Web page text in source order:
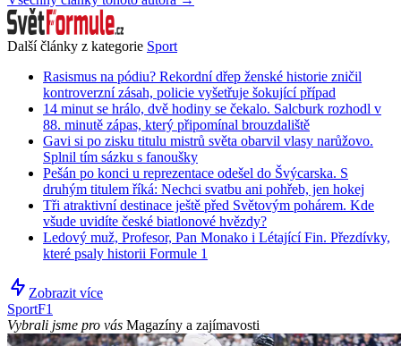
Další články z kategorie Sport
Rasismus na pódiu? Rekordní dřep ženské historie zničil
kontroverzní zásah, policie vyšetřuje šokující případ
14 minut se hrálo, dvě hodiny se čekalo. Salcburk rozhodl v
88. minutě zápas, který připomínal brouzdaliště
Gavi si po zisku titulu mistrů světa obarvil vlasy narůžovo.
Splnil tím sázku s fanoušky
Pešán po konci u reprezentace odešel do Švýcarska. S
druhým titulem říká: Nechci svatbu ani pohřeb, jen hokej
Tři atraktivní destinace ještě před Světovým pohárem. Kde
všude uvidíte české biatlonové hvězdy?
Ledový muž, Profesor, Pan Monako i Létající Fin. Přezdívky,
které psaly historii Formule 1
Zobrazit více
SportF1
Vybrali jsme pro vás Magazíny a zajímavosti